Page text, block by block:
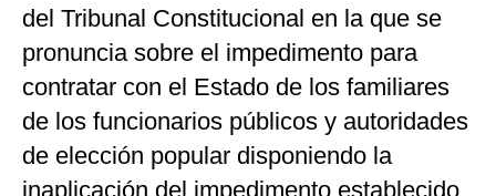
del Tribunal Constitucional en la que se
pronuncia sobre el impedimento para
contratar con el Estado de los familiares
de los funcionarios públicos y autoridades
de elección popular disponiendo la
inaplicación del impedimento establecido